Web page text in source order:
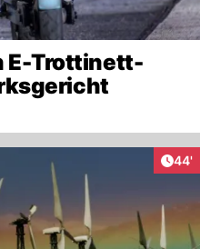
E-Trottinett-
44'